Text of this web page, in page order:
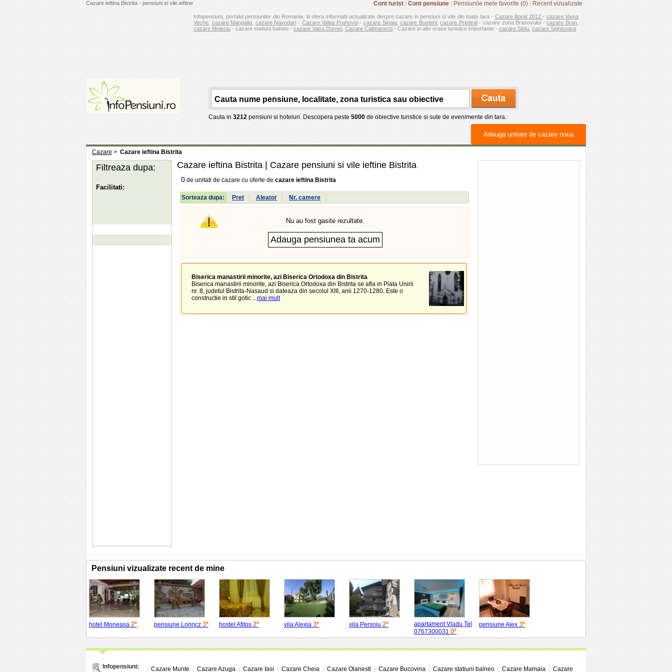
Cazare ieftina Bistrita - pensiuni si vile ieftine Cont turist Cont pensiune Pensiunile mele favorite (0) Recent vizualizate
Infopensiuni, portalul pensiunilor din Romania, iti ofera informatii actualizate despre cazare in pensiuni si vile din toata tara - Cazare litoral 2012 - cazare Vama
Veche cazare Mangalia cazare Navodari - Cazare Valea Prahovei- cazare Sinaia,cazare Busteni,cazare Predeal- cazare zona Brasovului -cazare Bran
cazare Moieciu - cazare statiuni balneo - cazare Vatra Dornei Cazare Calimanesti - Cazare in alte orase turistice importante - cazare Sibiu cazare Sighisoara
Cauta in 3212 pensiuni si hoteluri. Descopera peste 5000 de obiective turistice si sute de evenimente din tara.
Adauga unitate de cazare noua
Cazare > Cazare ieftina Bistrita
Cazare ieftina Bistrita | Cazare pensiuni si vile ieftine Bistrita
0 de unitati de cazare cu oferte de cazare ieftina Bistrita
Sorteaza dupa: Pret Aleator Nr. camere
Nu au fost gasite rezultate.
Biserica manastirii minorite, azi Biserica Ortodoxa din Bistrita
Biserica manastirii minorite, azi Biserica Ortodoxa din Bistrita se afla in Piata Unirii
nr. 8, judetul Bistrita-Nasaud si dateaza din secolul XIII, anii 1270-1280. Este o
constructie in stil gotic ...mai mult
Filtreaza dupa:
Facilitati:
Pensiuni vizualizate recent de mine
hotel Moneasa 2* pensiune Lorincz 3* hostel Afitos 2* vila Alexia 3* vila Persoiu 2*
apartament Vladu Tel
0767300031 0*
pensiune Alex 3*
Infopensiuni: Cazare Munte Cazare Azuga Cazare Iasi Cazare Cheia Cazare Olanesti Cazare Bucovina Cazare statiuni balneo Cazare Mamaia Cazare